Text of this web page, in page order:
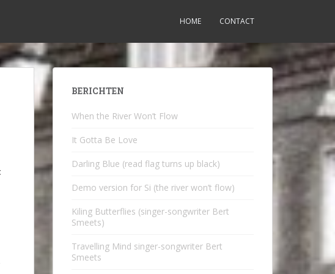
HOME CONTACT
BERICHTEN
When the River Won’t Flow
It Gotta Be Love
Darling Blue (read flag turns up black)
Demo version for Si (the river won’t flow)
Kiling Butterflies (singer-songwriter Bert
Smeets)
Travelling Mind singer-songwriter Bert
Smeets